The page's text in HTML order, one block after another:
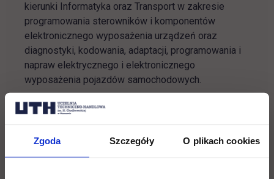
Zgoda Szczegóły O plikach cookies
kierunki Informatyka oraz Transport w zakresie
programowania sterowników i komponentów
elektronicznego wyposażenia urządzeń oraz
diagnostyki, kodowania, adaptacji, programowania i
napraw elektrycznego i elektronicznego
wyposażenia pojazdów samochodowych.
Axes System jest firmą z dziedziny
radiokomunikacji i elektroniki. Działa na polskim
rynku od 1996 roku. Zajmuje się profesjonalnymi
systemami łączności radiowej, które skierowane są